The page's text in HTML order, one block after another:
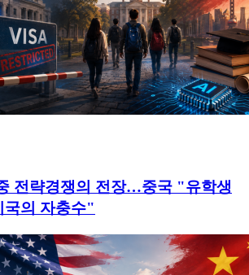
전략경쟁의 전장…중국 "유학생
국의 자충수"